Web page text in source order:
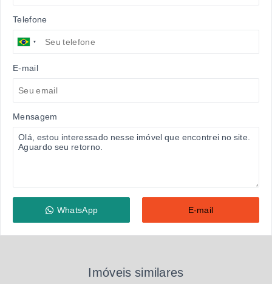
Telefone
E-mail
Mensagem
WhatsApp E-mail
Imóveis similares